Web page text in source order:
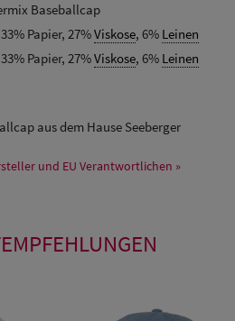
Baseballcap
Papier, 27%Viskose, 6% Leinen
Papier, 27%Viskose, 6% Leinen
aus dem Hause Seeberger
und EU Verantwortlichen »